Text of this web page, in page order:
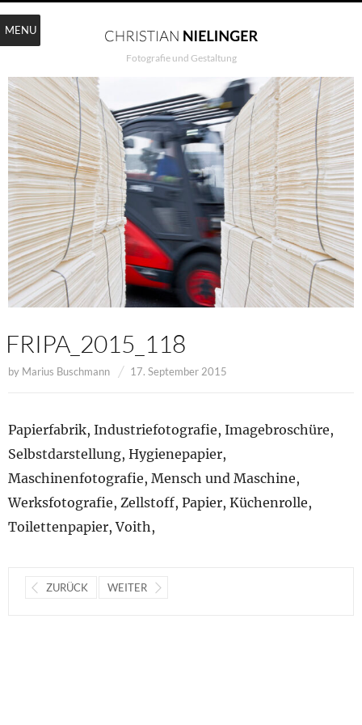
Fotografie und Gestaltung
FRIPA_2015_118
by Marius Buschmann 17. September 2015
Papierfabrik, Industriefotografie, Imagebroschüre,
Selbstdarstellung, Hygienepapier,
Maschinenfotografie, Mensch und Maschine,
Werksfotografie, Zellstoff, Papier, Küchenrolle,
Toilettenpapier, Voith,
ZURÜCK WEITER
MENU